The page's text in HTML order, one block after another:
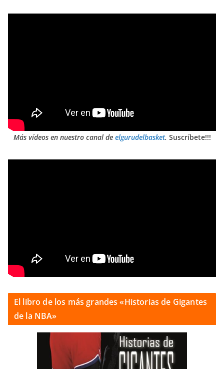
Más vídeos en nuestro canal de elgurudelbasket. Suscríbete!!!
El libro de los más grandes «Historias de Gigantes
de la NBA»